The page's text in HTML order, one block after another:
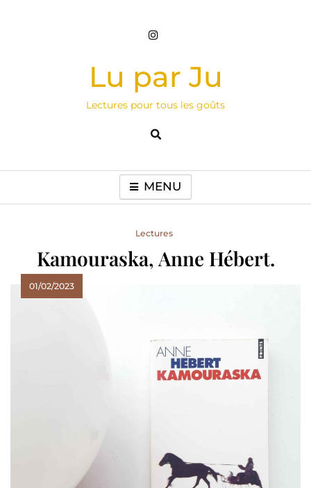
Lu par Ju
Lectures pour tous les goûts
MENU
Lectures
Kamouraska, Anne Hébert.
01/02/2023